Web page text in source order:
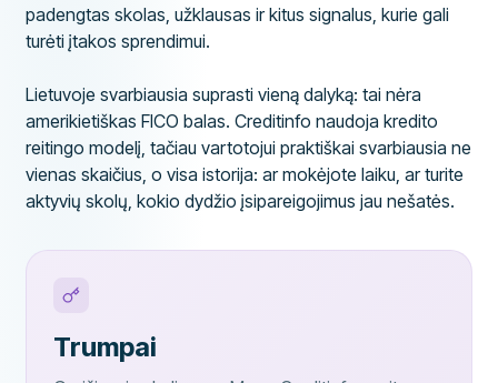
padengtas skolas, užklausas ir kitus signalus, kurie gali
turėti įtakos sprendimui.
Lietuvoje svarbiausia suprasti vieną dalyką: tai nėra
amerikietiškas FICO balas. Creditinfo naudoja kredito
reitingo modelį, tačiau vartotojui praktiškai svarbiausia ne
vienas skaičius, o visa istorija: ar mokėjote laiku, ar turite
aktyvių skolų, kokio dydžio įsipareigojimus jau nešatės.
Trumpai